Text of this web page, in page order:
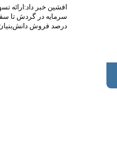
افشین خبر داد:ارائه
درصد فروش